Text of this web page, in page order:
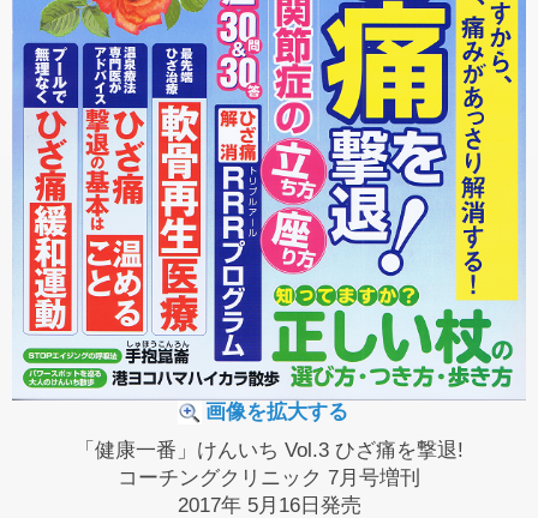
画像を拡大する
「健康一番」けんいち Vol.3 ひざ痛を撃退!
コーチングクリニック 7月号増刊
2017年 5月16日発売